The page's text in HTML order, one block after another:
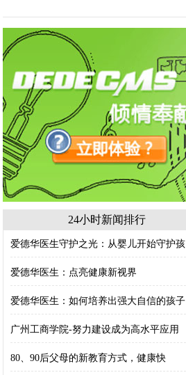
24小时新闻排行
爱德华医生守护之光：从婴儿开始守护孩
爱德华医生：点亮健康新视界
爱德华医生：如何培养出强大自信的孩子
广州工商学院-努力建设成为高水平应用
80、90后父母的新教育方式，健康快